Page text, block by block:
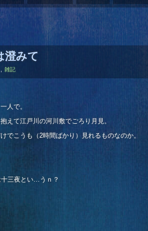
澄みて
雑記
人で。
えて江戸川の河川敷でごろり月見。
でこうも（2時間ばかり）見れるものなのか。
三夜とい…うｎ？